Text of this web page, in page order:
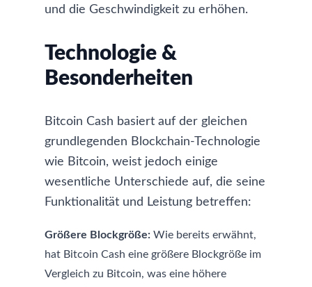
und die Geschwindigkeit zu erhöhen.
Technologie &
Besonderheiten
Bitcoin Cash basiert auf der gleichen
grundlegenden Blockchain-Technologie
wie Bitcoin, weist jedoch einige
wesentliche Unterschiede auf, die seine
Funktionalität und Leistung betreffen:
Größere Blockgröße: Wie bereits erwähnt,
hat Bitcoin Cash eine größere Blockgröße im
Vergleich zu Bitcoin, was eine höhere